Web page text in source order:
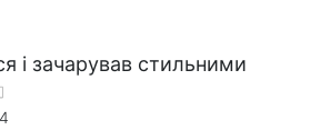
і зачарував стильними